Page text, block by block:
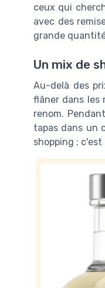
ceux qui
avec des
grande
Un mix de
Au-delà des
flâner dans les
renom.
tapas dans un
shopping ;